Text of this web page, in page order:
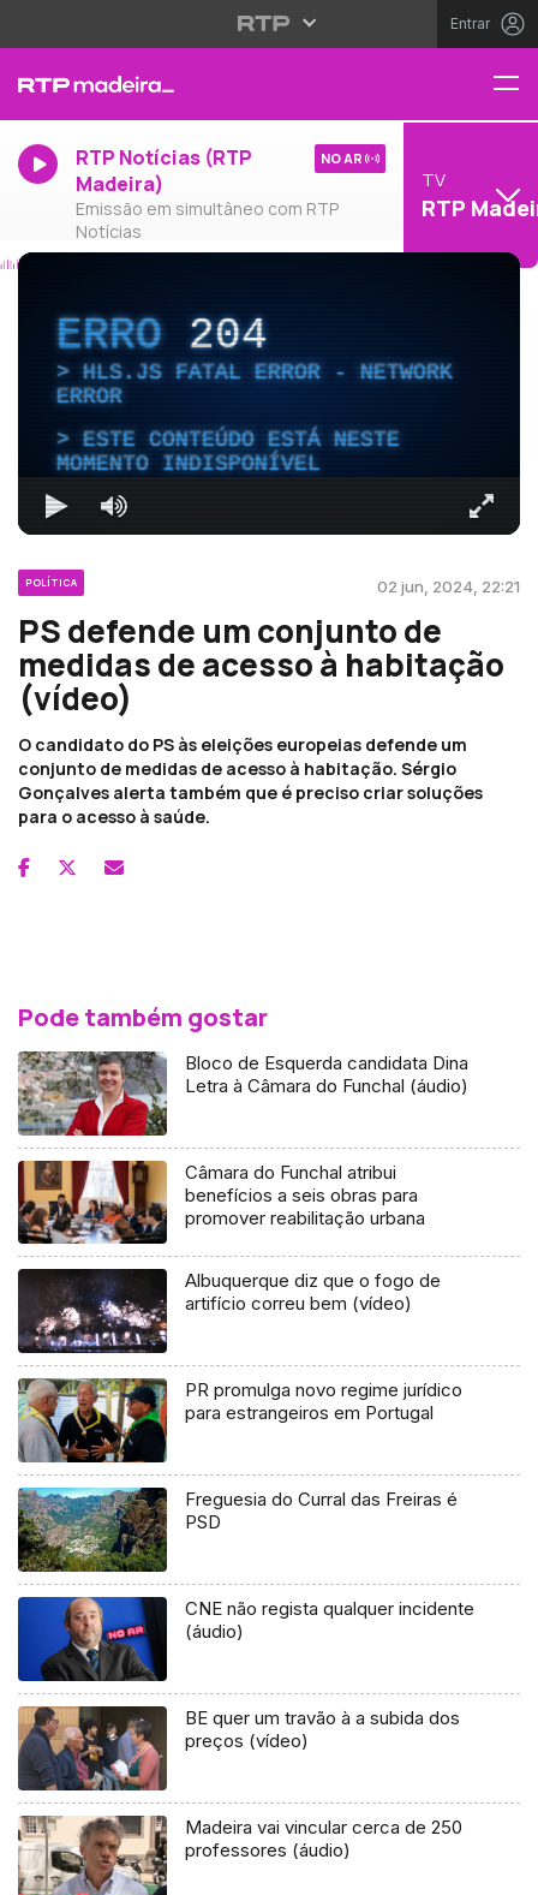
Entrar
RTP Notícias (RTP
Madeira)
Emissão em simultâneo com RTP
Notícias
NO AR
TV
RTP
ERRO204
HLS.JS FATAL ERROR - NETWORK
ERROR
ESTE CONTEÚDO ESTÁ NESTE
MOMENTO INDISPONÍVEL
POLÍTICA 02 jun, 2024, 22:21
PS defende um conjunto de
medidas de acesso à habitação
(vídeo)
O candidato do PS às eleições europeias defende um
conjunto de medidas de acesso à habitação. Sérgio
Gonçalves alerta também que é preciso criar soluções
para o acesso à saúde.
Pode também gostar
Bloco de Esquerda candidata Dina
Letra à Câmara do Funchal (áudio)
Câmara do Funchal atribui
benefícios a seis obras para
promover reabilitação urbana
Albuquerque diz que o fogo de
artifício correu bem (vídeo)
PR promulga novo regime jurídico
para estrangeiros em Portugal
Freguesia do Curral das Freiras é
PSD
CNE não regista qualquer incidente
(áudio)
BE quer um travão à a subida dos
preços (vídeo)
Madeira vai vincular cerca de 250
professores (áudio)